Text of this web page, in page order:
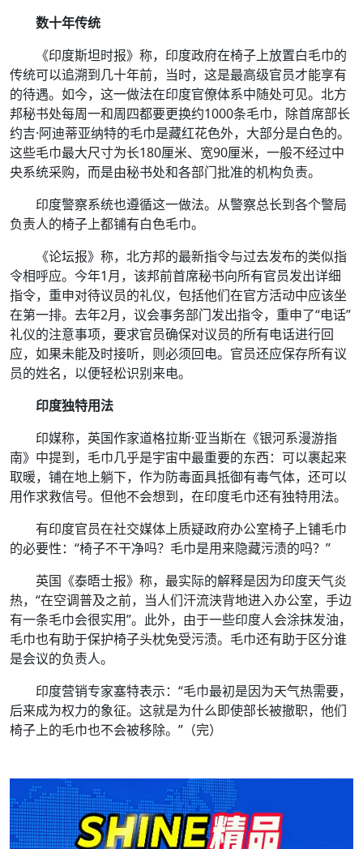
数十年传统
《印度斯坦时报》称，印度政府在椅子上放置白毛巾的
传统可以追溯到几十年前，当时，这是最高级官员才能享有
的待遇。如今，这一做法在印度官僚体系中随处可见。北方
邦秘书处每周一和周四都要更换约1000条毛巾，除首席部长
约吉·阿迪蒂亚纳特的毛巾是藏红花色外，大部分是白色的。
这些毛巾最大尺寸为长180厘米、宽90厘米，一般不经过中
央系统采购，而是由秘书处和各部门批准的机构负责。
印度警察系统也遵循这一做法。从警察总长到各个警局
负责人的椅子上都铺有白色毛巾。
《论坛报》称，北方邦的最新指令与过去发布的类似指
令相呼应。今年1月，该邦前首席秘书向所有官员发出详细
指令，重申对待议员的礼仪，包括他们在官方活动中应该坐
在第一排。去年2月，议会事务部门发出指令，重申了“电话”
礼仪的注意事项，要求官员确保对议员的所有电话进行回
应，如果未能及时接听，则必须回电。官员还应保存所有议
员的姓名，以便轻松识别来电。
印度独特用法
印媒称，英国作家道格拉斯·亚当斯在《银河系漫游指
南》中提到，毛巾几乎是宇宙中最重要的东西：可以裹起来
取暖，铺在地上躺下，作为防毒面具抵御有毒气体，还可以
用作求救信号。但他不会想到，在印度毛巾还有独特用法。
有印度官员在社交媒体上质疑政府办公室椅子上铺毛巾
的必要性：“椅子不干净吗？毛巾是用来隐藏污渍的吗？”
英国《泰晤士报》称，最实际的解释是因为印度天气炎
热，“在空调普及之前，当人们汗流浃背地进入办公室，手边
有一条毛巾会很实用”。此外，由于一些印度人会涂抹发油，
毛巾也有助于保护椅子头枕免受污渍。毛巾还有助于区分谁
是会议的负责人。
印度营销专家塞特表示：“毛巾最初是因为天气热需要，
后来成为权力的象征。这就是为什么即使部长被撤职，他们
椅子上的毛巾也不会被移除。”（完）